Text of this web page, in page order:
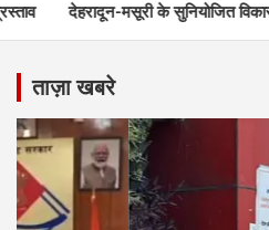
सुनियोजित विकास को मिलेगी नई रफ्तार,
ताज़ा खबरे